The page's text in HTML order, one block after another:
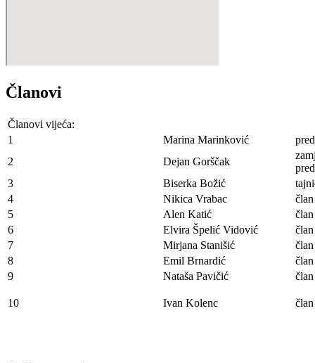
Članovi
Članovi vijeća:
1
Marina Marinković
2
Dejan Gorščak
3
Biserka Božić
4
Nikica Vrabac
član
5
Alen Katić
član
6
Elvira Špelić Vidović
član
7
Mirjana Stanišić
član
8
Emil Brnardić
član
9
Nataša Pavičić član
10 Ivan Kolenc član